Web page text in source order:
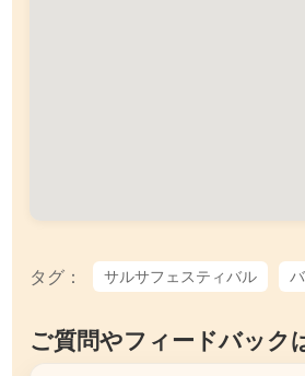
タグ： サルサフェスティバル
ご質問やフィードバック